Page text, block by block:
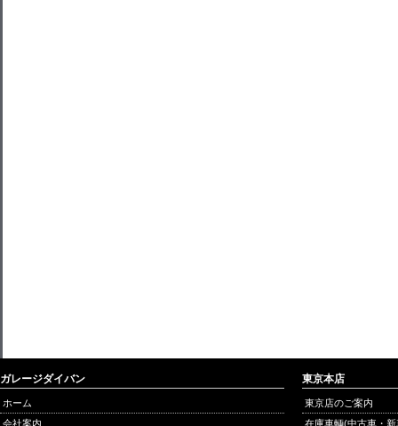
ガレージダイバン
ホーム
会社案内
東京本店
東京店のご案内
在庫車輌(中古車・